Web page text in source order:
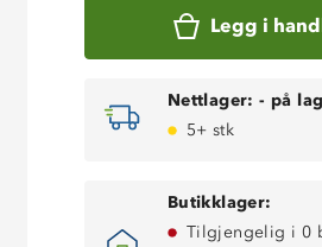
Legg i
Nettlager: - på
5+ stk
Butikklager:
Tilgjengelig i 0
Egnet til vår, høst og
Vindtett